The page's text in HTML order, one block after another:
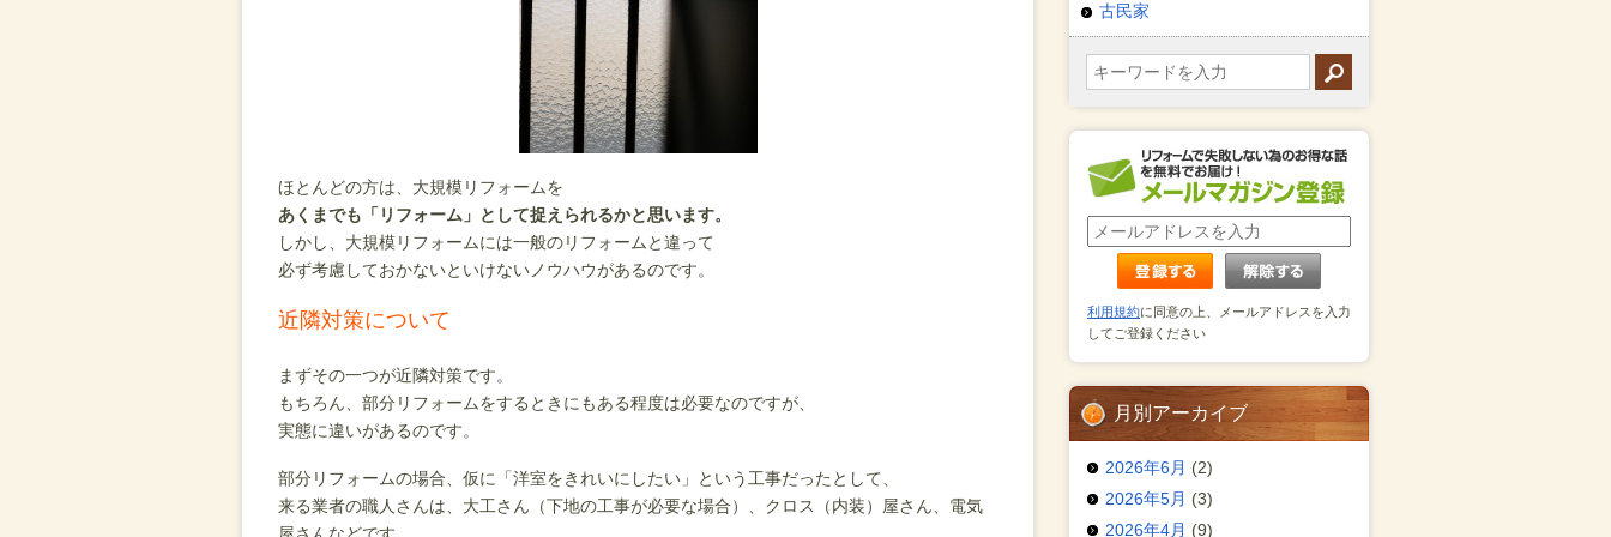
ほとんどの方は、大規模リフォームを
あくまでも「リフォーム」として捉えられるかと思います。
しかし、大規模リフォームには一般のリフォームと違って
必ず考慮しておかないといけないノウハウがあるのです。
近隣対策について
まずその一つが近隣対策です。
もちろん、部分リフォームをするときにもある程度は必要なのですが、
実態に違いがあるのです。
部分リフォームの場合、仮に「洋室をきれいにしたい」という工事だったとして、
来る業者の職人さんは、大工さん（下地の工事が必要な場合）、クロス（内装）屋さん、電気
古民家
利用規約に同意の上、メールアドレスを入力
してご登録ください
月別アーカイブ
2026年6月 (2)
2026年5月 (3)
2026年4月 (9)